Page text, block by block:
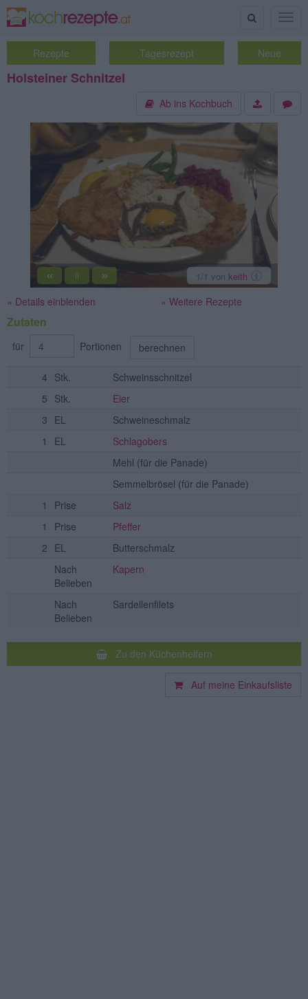
Suche
Rezepte Tagesrezept Neue
Holsteiner Schnitzel
Ab ins Kochbuch
« || » 1/1 von keith
» Details einblenden » Weitere Rezepte
Zutaten
für Portionen berechnen
4 Stk.
Schweinsschnitzel
5 Stk.
Eier
3 EL
Schweineschmalz
1
EL
Schlagobers
Mehl (für die Panade)
Semmelbrösel (für die Panade)
1
Prise
Salz
1
Prise
Pfeffer
2 EL
Butterschmalz
Nach
Belieben
Kapern
Nach
Belieben
Sardellenfilets
Zu den Küchenhelfern
Auf meine Einkaufsliste